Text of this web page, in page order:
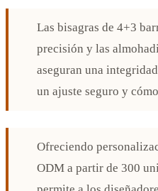
Las bisagras de 4+3
precisión y las
aseguran una
un ajuste seguro y
Ofreciendo
ODM a partir de 300